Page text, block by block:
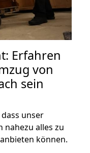
Erfahren
von
sein
unser
nahezu alles zu
anbieten können.